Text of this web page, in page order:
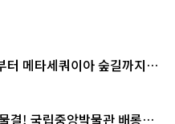
터 메타세쿼이아 숲길까지…
결! 국립중앙박물관 배롱나